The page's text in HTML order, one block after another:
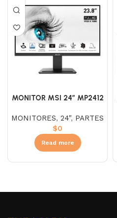
MONITOR MSI 24″ MP2412
MONITORES, 24", PARTES
$0
Read more